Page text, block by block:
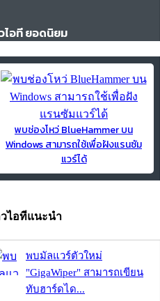
ไอที ยอดนิยม
พบช่องโหว่ BlueHammer บน
Windows สามารถใช้เพื่อฝังแรนซัม
แวร์ได้
ไอทีแนะนำ
พบมัลแวร์ตัวใหม่
"GigaWiper" สามารถเขียน
ทับฮาร์ดได...